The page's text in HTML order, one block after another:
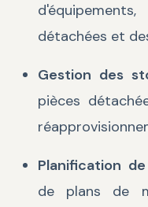
détachées et
Gestion des
pièces
Planification
de plans de